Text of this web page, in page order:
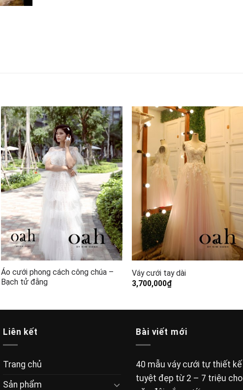
Áo cưới phong cách công chúa –
Bạch tử đằng
Váy cưới tay dài
3,700,000₫
Liên kết
Trang chủ
Sản phẩm
Bài viết mới
40 mẫu váy cưới tự thiết kế
tuyệt đẹp từ 2 – 7 triệu cho